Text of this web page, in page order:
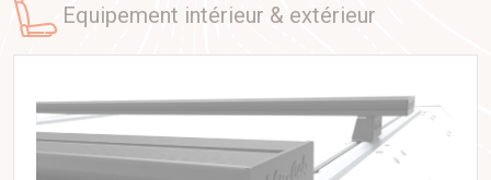
equipement intérieur & extérieur